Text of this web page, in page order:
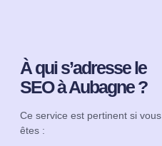
À qui s’adresse le
SEO à Aubagne ?
Ce service est pertinent si vous
êtes :